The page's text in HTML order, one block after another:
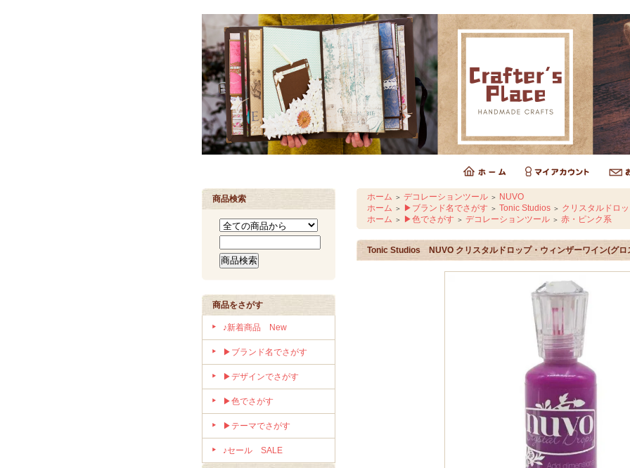
商品検索
商品をさがす
♪新着商品 New
▶ブランド名でさがす
▶デザインでさがす
▶色でさがす
▶テーマでさがす
♪セール SALE
ホーム ＞ デコレーションツール ＞
NUVO
ホーム ＞ ▶ブランド名でさがす ＞ Tonic Studios ＞ クリスタルドロ
ホーム ＞ ▶色でさがす ＞ デコレーションツール ＞ 赤・ピンク系
Tonic Studios NUVO クリスタルドロップ・ウィンザーワイン(グ